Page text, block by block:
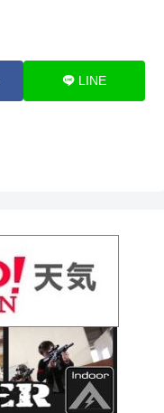
LINE